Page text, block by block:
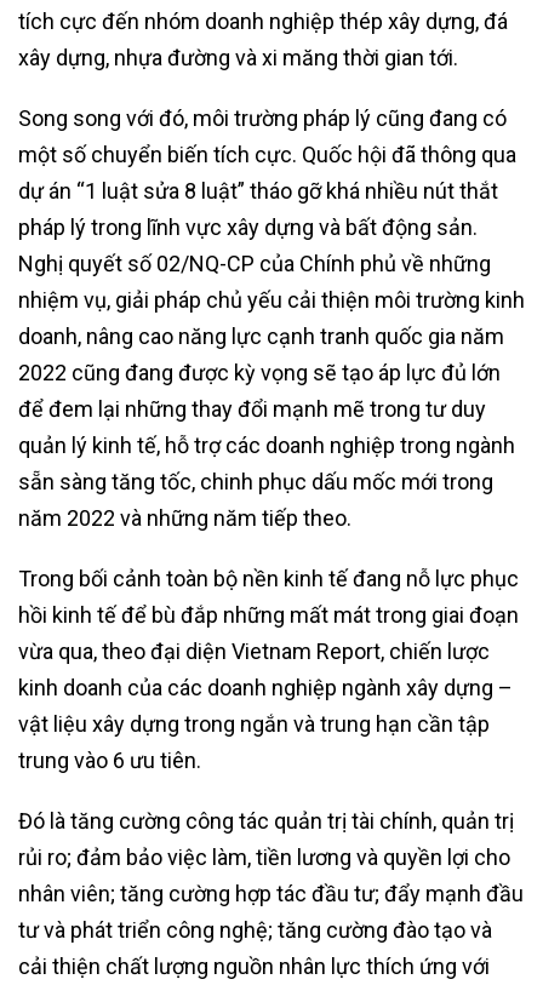
tích cực đến nhóm doanh nghiệp thép xây dựng, đá
xây dựng, nhựa đường và xi măng thời gian tới.
Song song với đó, môi trường pháp lý cũng đang có
một số chuyển biến tích cực. Quốc hội đã thông qua
dự án “1 luật sửa 8 luật” tháo gỡ khá nhiều nút thắt
pháp lý trong lĩnh vực xây dựng và bất động sản.
Nghị quyết số 02/NQ-CP của Chính phủ về những
nhiệm vụ, giải pháp chủ yếu cải thiện môi trường kinh
doanh, nâng cao năng lực cạnh tranh quốc gia năm
2022 cũng đang được kỳ vọng sẽ tạo áp lực đủ lớn
để đem lại những thay đổi mạnh mẽ trong tư duy
quản lý kinh tế, hỗ trợ các doanh nghiệp trong ngành
sẵn sàng tăng tốc, chinh phục dấu mốc mới trong
năm 2022 và những năm tiếp theo.
Trong bối cảnh toàn bộ nền kinh tế đang nỗ lực phục
hồi kinh tế để bù đắp những mất mát trong giai đoạn
vừa qua, theo đại diện Vietnam Report, chiến lược
kinh doanh của các doanh nghiệp ngành xây dựng –
vật liệu xây dựng trong ngắn và trung hạn cần tập
trung vào 6 ưu tiên.
Đó là tăng cường công tác quản trị tài chính, quản trị
rủi ro; đảm bảo việc làm, tiền lương và quyền lợi cho
nhân viên; tăng cường hợp tác đầu tư; đẩy mạnh đầu
tư và phát triển công nghệ; tăng cường đào tạo và
cải thiện chất lượng nguồn nhân lực thích ứng với